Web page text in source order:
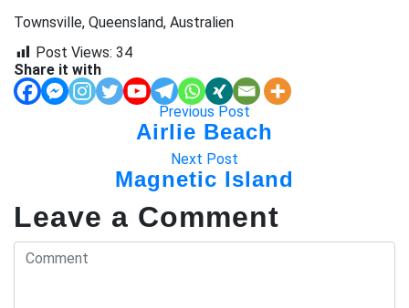
Townsville, Queensland, Australien
Post Views: 34
Share it with
Previous Post
Airlie Beach
Next Post
Magnetic Island
Leave a Comment